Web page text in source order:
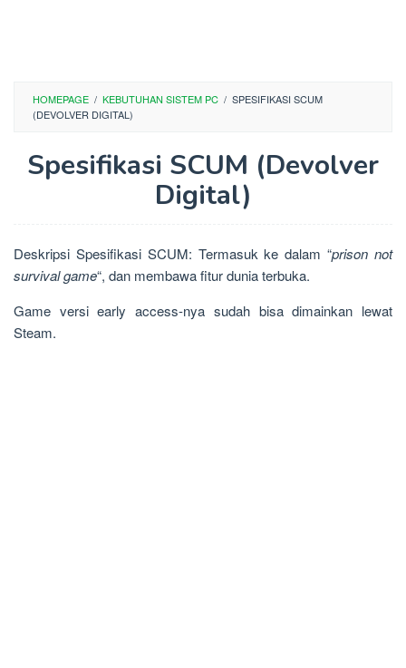
HOMEPAGE / KEBUTUHAN SISTEM PC / SPESIFIKASI SCUM
(DEVOLVER DIGITAL)
Spesifikasi SCUM (Devolver
Digital)
Deskripsi Spesifikasi SCUM: Termasuk ke dalam “prison not
survival game“, dan membawa fitur dunia terbuka.
Game versi early access-nya sudah bisa dimainkan lewat
Steam.